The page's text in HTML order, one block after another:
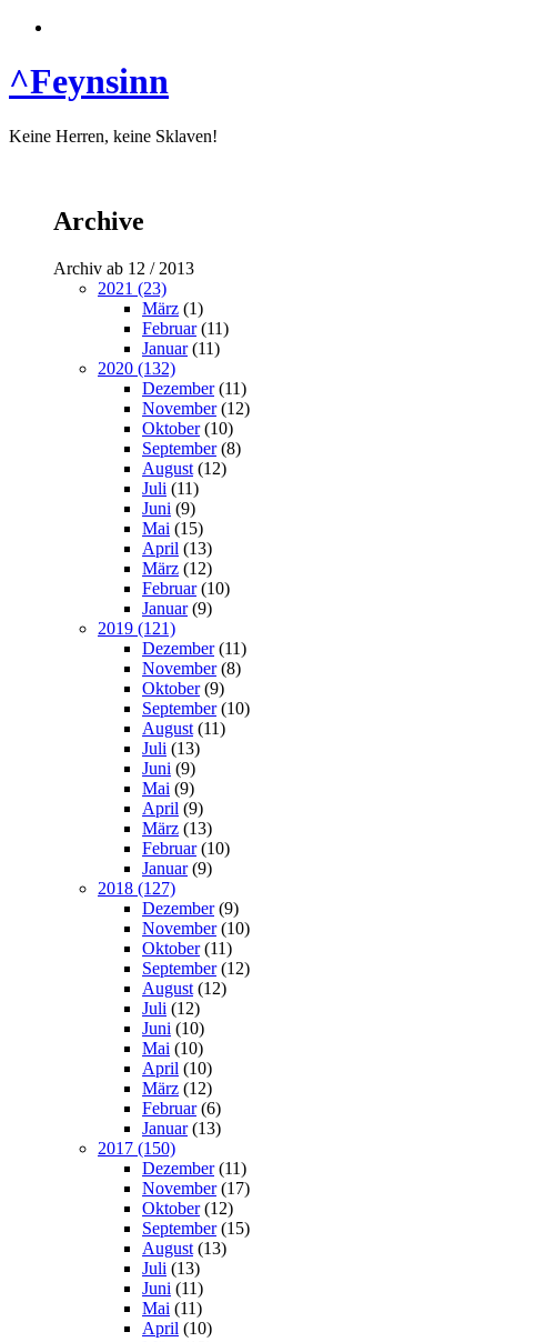
^Feynsinn
Keine Herren, keine Sklaven!
Archive
Archiv ab 12 / 2013
2021 (23)
März (1)
Februar(11)
Januar(11)
2020 (132)
Dezember(11)
November(12)
Oktober(10)
September(8)
August (12)
Juli (11)
Juni (9)
Mai (15)
April (13)
März (12)
Februar(10)
Januar(9)
2019 (121)
Dezember(11)
November(8)
Oktober(9)
September(10)
August (11)
Juli (13)
Juni (9)
Mai (9)
April (9)
März (13)
Februar(10)
Januar(9)
2018 (127)
Dezember(9)
November(10)
Oktober(11)
September(12)
August (12)
Juli (12)
Juni (10)
Mai (10)
April (10)
März (12)
Februar(6)
Januar(13)
2017 (150)
Dezember(11)
November(17)
Oktober(12)
September(15)
August (13)
Juli (13)
Juni (11)
Mai (11)
April (10)